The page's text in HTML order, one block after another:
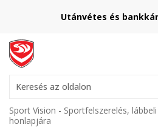
Utánvétes és
Keresés az oldalon
Sport Vision - Sportfelszerelés,
honlapjára